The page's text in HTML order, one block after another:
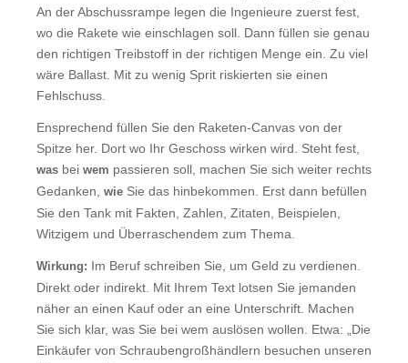
An der Abschussrampe legen die Ingenieure zuerst fest,
wo die Rakete wie einschlagen soll. Dann füllen sie genau
den richtigen Treibstoff in der richtigen Menge ein. Zu viel
wäre Ballast. Mit zu wenig Sprit riskierten sie einen
Fehlschuss.
Ensprechend füllen Sie den Raketen-Canvas von der
Spitze her. Dort wo Ihr Geschoss wirken wird. Steht fest,
was bei wem passieren soll, machen Sie sich weiter rechts
Gedanken, wie Sie das hinbekommen. Erst dann befüllen
Sie den Tank mit Fakten, Zahlen, Zitaten, Beispielen,
Witzigem und Überraschendem zum Thema.
Wirkung: Im Beruf schreiben Sie, um Geld zu verdienen.
Direkt oder indirekt. Mit Ihrem Text lotsen Sie jemanden
näher an einen Kauf oder an eine Unterschrift. Machen
Sie sich klar, was Sie bei wem auslösen wollen. Etwa: „Die
Einkäufer von Schraubengroßhändlern besuchen unseren